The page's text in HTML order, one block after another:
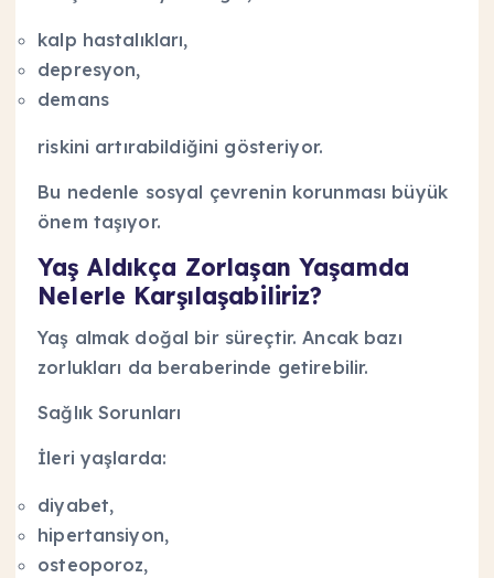
kalp hastalıkları,
depresyon,
demans
riskini artırabildiğini gösteriyor.
Bu nedenle sosyal çevrenin korunması büyük
önem taşıyor.
Yaş Aldıkça Zorlaşan Yaşamda
Nelerle Karşılaşabiliriz?
Yaş almak doğal bir süreçtir. Ancak bazı
zorlukları da beraberinde getirebilir.
Sağlık Sorunları
İleri yaşlarda:
diyabet,
hipertansiyon,
osteoporoz,